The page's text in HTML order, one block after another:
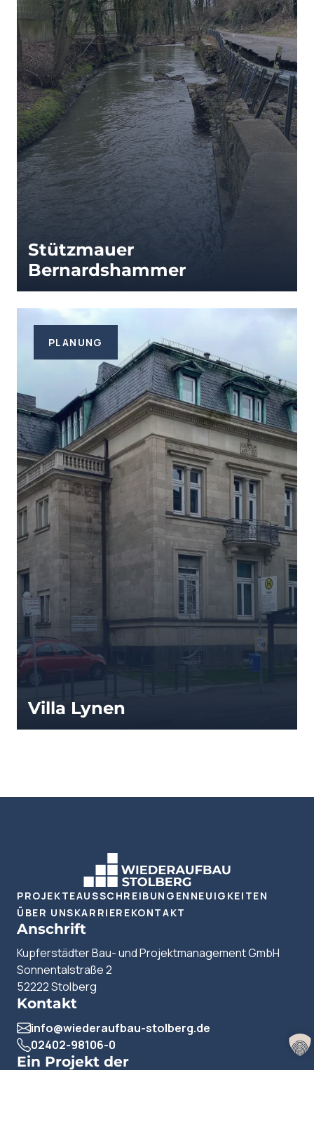
Stützmauer
Bernardshammer
PLANUNG
Villa Lynen
PROJEKTEAUSSCHREIBUNGEN NEUIGKEITEN
ÜBER UNSKARRIEREKONTAKT
Anschrift
Kupferstädter Bau- und Projektmanagement GmbH
Sonnentalstraße 2
52222 Stolberg
Kontakt
info@wiederaufbau-stolberg.de
02402-98106-0
Ein Projekt der